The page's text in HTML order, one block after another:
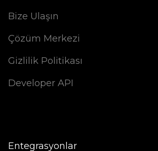
Bize Ulaşın
Çözüm Merkezi
Gizlilik Politikası
Developer API
Entegrasyonlar